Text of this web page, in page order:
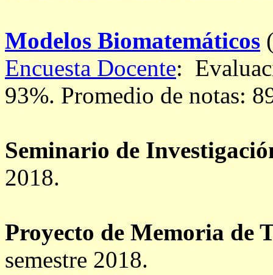
Modelos Biomatemáticos
Encuesta Docente:
93%. Promedio de notas:
Seminario de
2018.
Proyecto de Memoria de
semestre 2018.